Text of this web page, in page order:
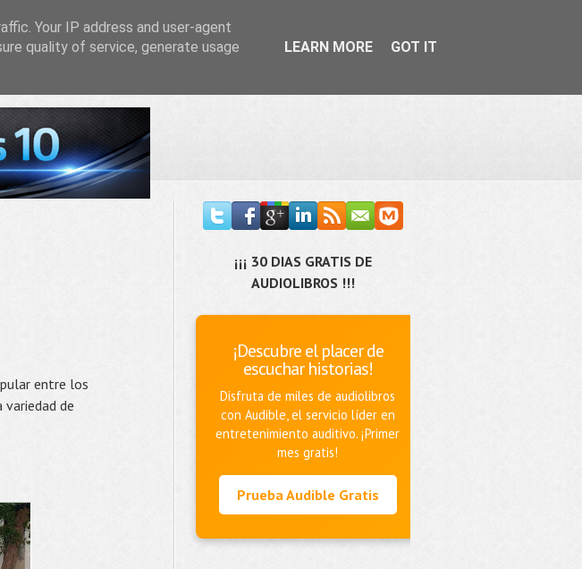
entre los
de
¡¡¡ 30 DIAS GRATIS DE
AUDIOLIBROS !!!
¡Descubre el placer de
escuchar historias!
Disfruta de miles de audiolibros
con Audible, el servicio líder en
entretenimiento auditivo. ¡Primer
mes gratis!
Prueba Audible Gratis
Your IP address and user-agent
quality of service, generate usage
LEARN MORE GOT IT